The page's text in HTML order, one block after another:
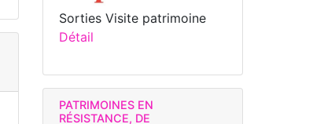
Sorties Visite patrimoine
Détail
PATRIMOINES EN
RÉSISTANCE, DE